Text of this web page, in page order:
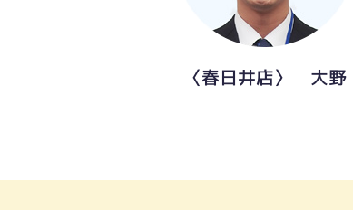
〈春日井店〉 大野